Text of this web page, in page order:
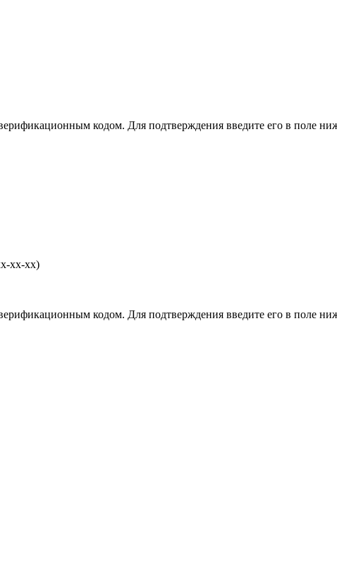
кодом. Для подтверждения введите его в поле
хх-хх)
кодом. Для подтверждения введите его в поле